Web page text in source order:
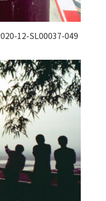
12-SL00037-049